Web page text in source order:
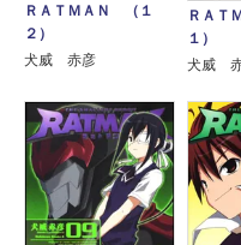
ＲＡＴＭＡＮ （１
２）
犬威 赤彦
ＲＡＴ
１）
犬威